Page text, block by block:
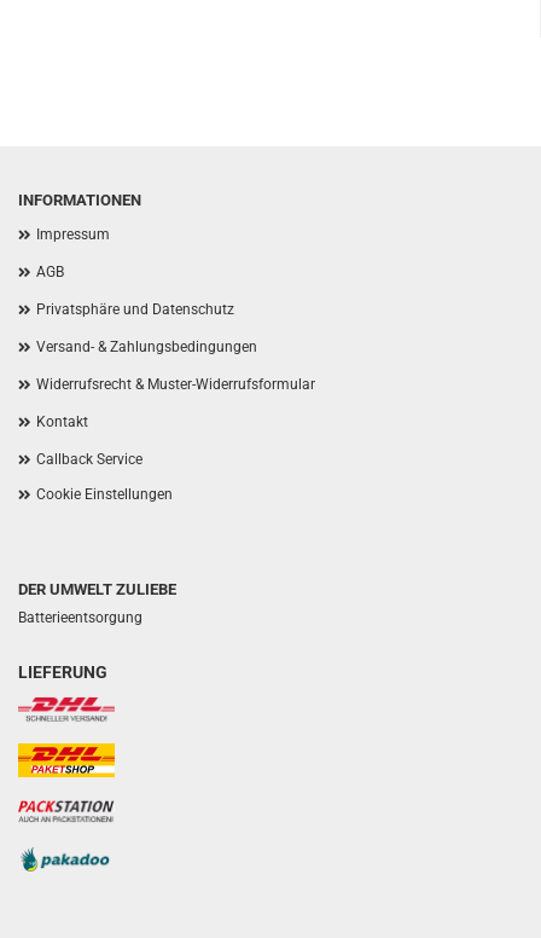
INFORMATIONEN
Impressum
AGB
Privatsphäre und Datenschutz
Versand- & Zahlungsbedingungen
Widerrufsrecht & Muster-Widerrufsformular
Kontakt
Callback Service
Cookie Einstellungen
DER UMWELT ZULIEBE
Batterieentsorgung
LIEFERUNG